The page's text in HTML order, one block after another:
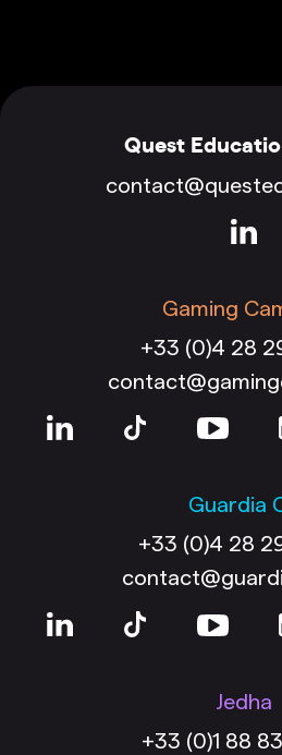
Quest
Gaming
+33 (0)4 28
Guardia
+33 (0)4 28
Jedha
+33 (0)1 88